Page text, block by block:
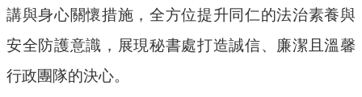
信
桃
園
講與身心關懷措施，全方位提升同仁的法治素養與
安全防護意識，展現秘書處打造誠信、廉潔且溫馨
行政團隊的決心。